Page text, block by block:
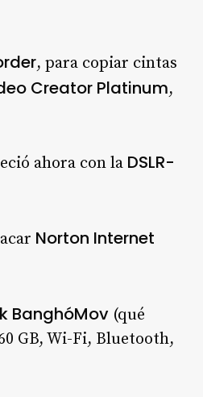
, para copiar cintas
Creator Platinum,
ahora con la DSLR-
Norton Internet
BanghóMov (qué
GB, Wi-Fi, Bluetooth,